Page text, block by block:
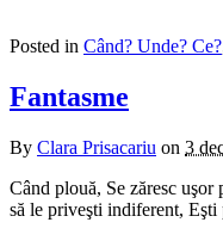
Posted in Când? Unde? Ce?
Fantasme
By Clara Prisacariu on 3
Când plouă, Se zăresc
să le priveşti indiferent,